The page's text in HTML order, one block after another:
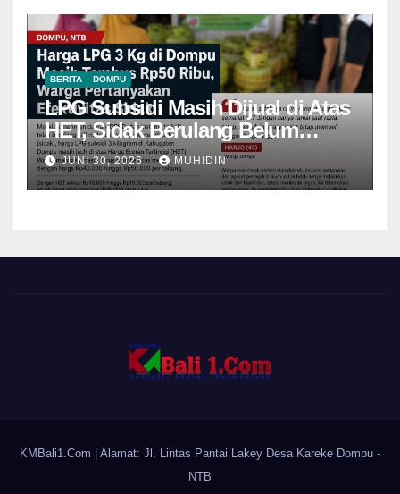
BERITA DOMPU
LPG Subsidi Masih Dijual di Atas
HET, Sidak Berulang Belum
Mampu Menekan Harga
JUNI 30, 2026 MUHIDIN
KMBali1.Com
| Alamat: Jl. Lintas Pantai Lakey Desa Kareke Dompu -
NTB